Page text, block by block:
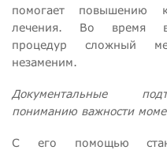
помогает повышению
лечения. Во время
процедур сложный
незаменим.
Документальные
пониманию важности
С его помощью